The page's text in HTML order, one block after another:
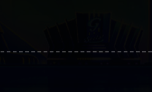
據指路，開啟你的高回報